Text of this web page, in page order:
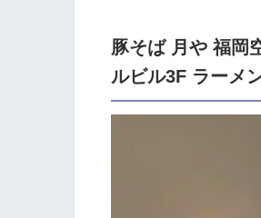
豚そば 月や 福岡
ルビル3F ラーメ